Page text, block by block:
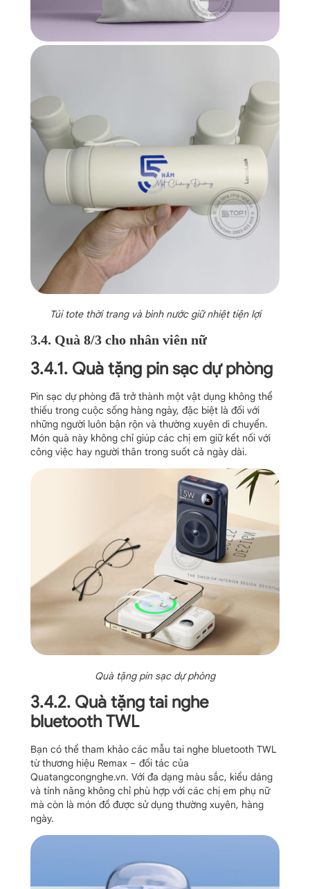
Túi tote thời trang và bình nước giữ nhiệt tiện lợi
3.4. Quà 8/3 cho nhân viên nữ
3.4.1. Quà tặng pin sạc dự phòng
Pin sạc dự phòng đã trở thành một vật dụng không thể
thiếu trong cuộc sống hàng ngày, đặc biệt là đối với
những người luôn bận rộn và thường xuyên di chuyển.
Món quà này không chỉ giúp các chị em giữ kết nối với
công việc hay người thân trong suốt cả ngày dài.
Quà tặng pin sạc dự phòng
3.4.2. Quà tặng tai nghe
bluetooth TWL
Bạn có thể tham khảo các mẫu tai nghe bluetooth TWL
từ thương hiệu Remax – đối tác của
Quatangcongnghe.vn. Với đa dạng màu sắc, kiểu dáng
và tính năng không chỉ phù hợp với các chị em phụ nữ
mà còn là món đồ được sử dụng thường xuyên, hàng
ngày.